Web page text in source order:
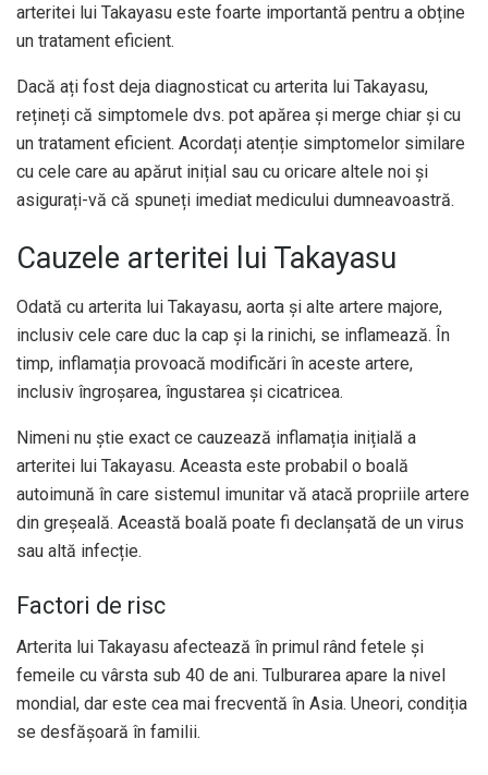
arteritei lui Takayasu este foarte importantă pentru a obține
un tratament eficient.
Dacă ați fost deja diagnosticat cu arterita lui Takayasu,
rețineți că simptomele dvs. pot apărea și merge chiar și cu
un tratament eficient. Acordați atenție simptomelor similare
cu cele care au apărut inițial sau cu oricare altele noi și
asigurați-vă că spuneți imediat medicului dumneavoastră.
Cauzele arteritei lui Takayasu
Odată cu arterita lui Takayasu, aorta și alte artere majore,
inclusiv cele care duc la cap și la rinichi, se inflamează. În
timp, inflamația provoacă modificări în aceste artere,
inclusiv îngroșarea, îngustarea și cicatricea.
Nimeni nu știe exact ce cauzează inflamația inițială a
arteritei lui Takayasu. Aceasta este probabil o boală
autoimună în care sistemul imunitar vă atacă propriile artere
din greșeală. Această boală poate fi declanșată de un virus
sau altă infecție.
Factori de risc
Arterita lui Takayasu afectează în primul rând fetele și
femeile cu vârsta sub 40 de ani. Tulburarea apare la nivel
mondial, dar este cea mai frecventă în Asia. Uneori, condiția
se desfășoară în familii.